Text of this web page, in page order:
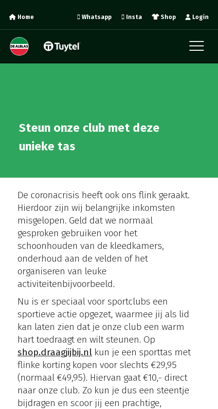
Home Login
Shop
Insta
Whatsapp
Steun onze club met deze
unieke tas
De coronacrisis heeft ook ons flink geraakt.
Hierdoor zijn wij belangrijke inkomsten
misgelopen. Geld dat we normaal
gesproken gebruiken voor het
schoonhouden van de kleedkamers,
onderhoud aan de velden of het
organiseren van leuke
activiteitenbijvoorbeeld.
Nu is er speciaal voor sportclubs een
sportieve actie opgezet, waarmee jij als lid
kan laten zien dat je onze club een warm
hart toedraagt en wilt steunen. Op
shop.draagjijbij.nl kun je een sporttas met
flinke korting kopen voor slechts €29,95
(normaal €49,95). Hiervan gaat €10,- direct
naar onze club. Zo kun je dus een steentje
bijdragen en scoor jij een prachtige,